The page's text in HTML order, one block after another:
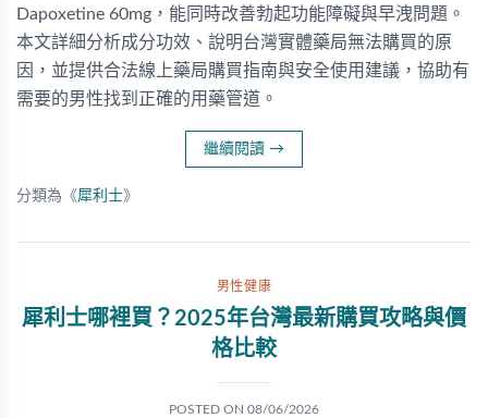
Dapoxetine 60mg，能同時改善勃起功能障礙與早洩問題。
本文詳細分析成分功效、說明台灣實體藥局無法購買的原
因，並提供合法線上藥局購買指南與安全使用建議，協助有
需要的男性找到正確的用藥管道。
繼續閱讀 →
分類為《犀利士》
男性健康
犀利士哪裡買？2025年台灣最新購買攻略與價
格比較
POSTED ON 08/06/2026